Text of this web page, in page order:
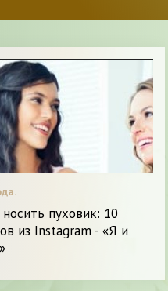
пуховик: 10
из Instagram - «Я и